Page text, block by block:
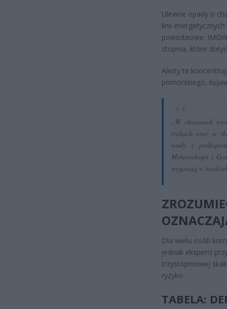
Ulewne opady o
linii
powodziowe.
stopnia, które
Alerty te
pomorskiego,
„W obszarach
rzekach oraz w
wody i
Meteorologii i
wygasają w
Dla wielu osób
jednak eksperci
trzystopniowej
ryzyko.
TABELA: